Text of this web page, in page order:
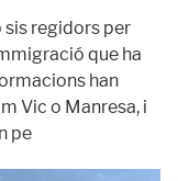
sis regidors per
que ha
han
Vic o Manresa, i
pe